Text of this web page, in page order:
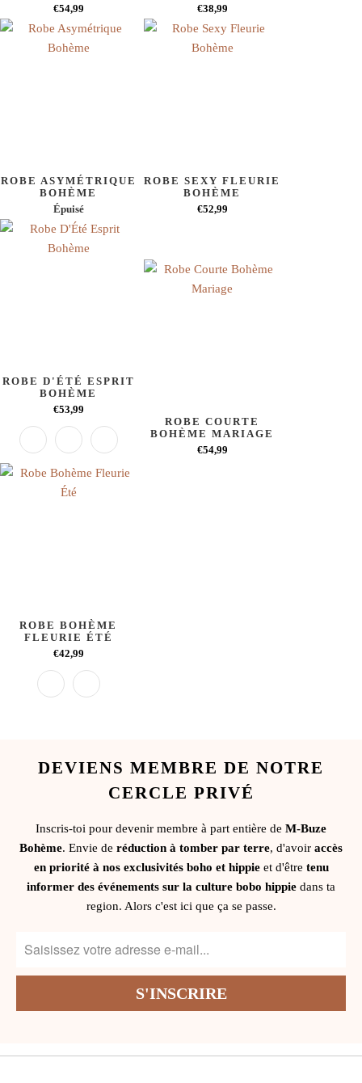
€54,99
€38,99
ROBE ASYMÉTRIQUE
BOHÈME
Épuisé
ROBE SEXY FLEURIE
BOHÈME
€52,99
ROBE D'ÉTÉ ESPRIT
BOHÈME
€53,99
ROBE COURTE
BOHÈME MARIAGE
€54,99
ROBE BOHÈME
FLEURIE ÉTÉ
€42,99
DEVIENS MEMBRE DE NOTRE
CERCLE PRIVÉ
Inscris-toi pour devenir membre à part entière de M-Buze
Bohème. Envie de réduction à tomber par terre, d'avoir accès
en priorité à nos exclusivités boho et hippieet d'être tenu
informer des événements sur la culture bobo hippie dans ta
region. Alors c'est ici que ça se passe.